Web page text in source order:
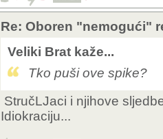
Re: Oboren "nemogući"
Veliki Brat kaže...
Tko puši ove spike?
StručLJaci i njihove
Idiokraciju...